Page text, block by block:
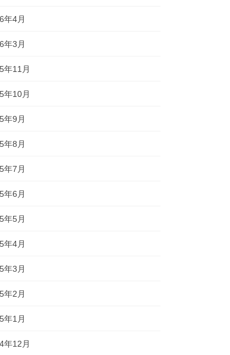
年4月
年3月
年11月
年10月
年9月
年8月
年7月
年6月
年5月
年4月
年3月
年2月
年1月
年12月